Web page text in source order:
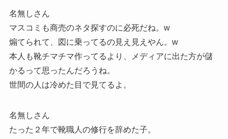
名無しさん
マスコミも商売のネタ探すのに必死だね。w
煽てられて、図に乗ってるの見え見えやん。w
本人も靴チマチマ作ってるより、メディアに出た方が儲
かるって思ったんだろうね。
世間の人は冷めた目で見てるよ。
名無しさん
たった２年で靴職人の修行を辞めた子。